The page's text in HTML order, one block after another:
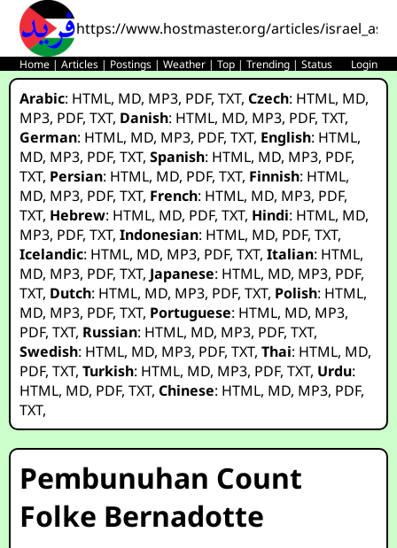
https://www.hostmaster.org/articles/
Home |Articles | Postings |Weather |Top |Trending |Status Login
Arabic: HTML, MD, MP3, PDF,TXT,Czech: HTML, MD,
MP3, PDF,TXT, Danish: HTML, MD, MP3, PDF,TXT,
German: HTML, MD, MP3, PDF,TXT, English: HTML,
MD, MP3, PDF,TXT,Spanish: HTML, MD, MP3, PDF,
TXT, Persian: HTML, MD, PDF,TXT, Finnish: HTML,
MD, MP3, PDF,TXT, French: HTML, MD, MP3, PDF,
TXT, Hebrew: HTML, MD, PDF,TXT, Hindi: HTML, MD,
MP3, PDF,TXT,Indonesian: HTML, MD, PDF,TXT,
Icelandic: HTML, MD, MP3, PDF,TXT,Italian: HTML,
MD, MP3, PDF,TXT, Japanese: HTML, MD, MP3, PDF,
TXT, Dutch: HTML, MD, MP3, PDF,TXT, Polish: HTML,
MD, MP3, PDF,TXT, Portuguese: HTML, MD, MP3,
PDF,TXT, Russian: HTML, MD, MP3, PDF,TXT,
Swedish: HTML, MD, MP3, PDF,TXT,Thai: HTML, MD,
PDF,TXT,Turkish: HTML, MD, MP3, PDF,TXT, Urdu:
HTML, MD, PDF,TXT,Chinese: HTML, MD, MP3, PDF,
TXT,
Pembunuhan Count
Folke Bernadotte